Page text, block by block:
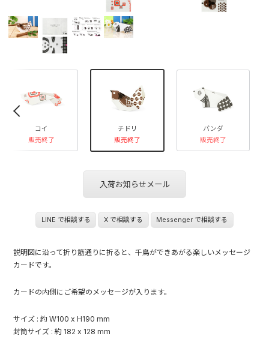
コイ
販売終了
チドリ
販売終了
パンダ
販売終了
入荷お知らせメール
LINE で相談する X で相談する Messenger で相談する
説明図に沿って折り筋通りに折ると、千鳥ができあがる楽しいメッセージ
カードです。
カードの内側にご希望のメッセージが入ります。
サイズ : 約 W100 x H190 mm
封筒サイズ : 約 182 x 128 mm